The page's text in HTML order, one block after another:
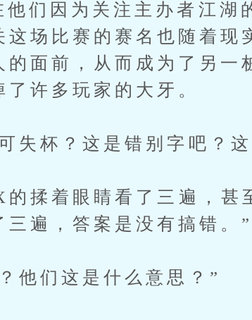
因为关注主办者江湖的
这场比赛的赛名也随着现
的面前，从而成为了另一
许多玩家的大牙。
？这是错别字吧？这
眼睛看了三遍，甚至
三遍，答案是没有搞错。”
这是什么意思？”